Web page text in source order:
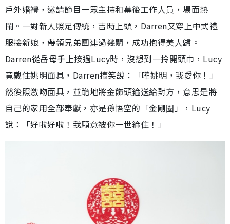
戶外婚禮，邀請節目一眾主持和幕後工作人員，場面熱
鬧。一對新人照足傳統，吉時上頭，Darren又穿上中式禮
服接新娘，帶領兄弟團連過幾關，成功抱得美人歸。
Darren從岳母手上接過Lucy時，沒想到一拎開頭巾，Lucy
竟戴住姚明面具，Darren搞笑說：「嘩姚明，我愛你！」
然後照激吻面具，並跪地將金飾頭箍送給對方，意思是將
自己的家用全部奉獻，亦是孫悟空的「金剛圈」，Lucy
說：「好啦好啦！我願意被你一世箍住！」